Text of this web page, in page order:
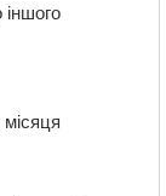
іншого